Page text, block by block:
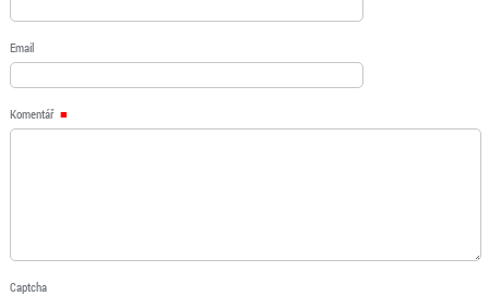
Email
Komentář
Captcha